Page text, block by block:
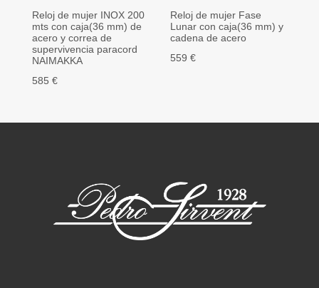
Reloj de mujer INOX 200
mts con caja(36 mm) de
acero y correa de
supervivencia paracord
NAIMAKKA
585 €
Reloj de mujer Fase
Lunar con caja(36 mm) y
cadena de acero
559 €